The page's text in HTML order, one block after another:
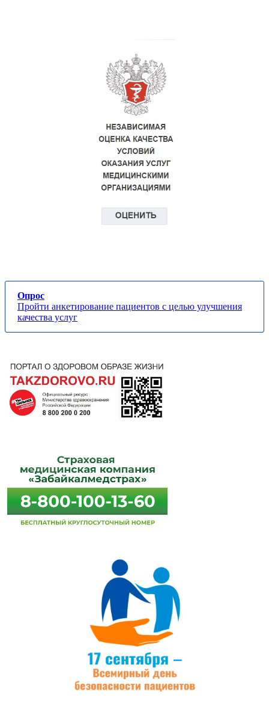
Опрос
Пройти анкетирование пациентов с целью улучшения
качества услуг